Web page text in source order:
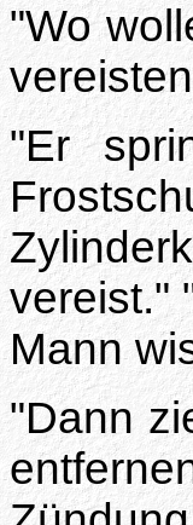
"Wo
"Er
vereist."
Mann
"Dann